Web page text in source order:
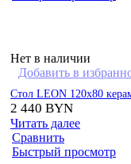
Нет в наличии
Добавить в
Стол LEON 120х80
2 440 BYN
Читать далее
Сравнить
Быстрый просмотр